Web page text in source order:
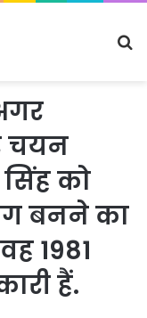
चयन
को
बनने का
1981
हैं.